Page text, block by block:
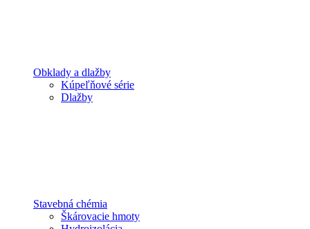
Obklady a dlažby
Kúpeľňové série
Dlažby
Stavebná chémia
Škárovacie hmoty